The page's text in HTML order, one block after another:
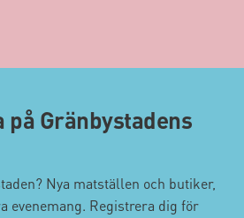
på Gränbystadens
Nya matställen och butiker,
evenemang. Registrera dig för